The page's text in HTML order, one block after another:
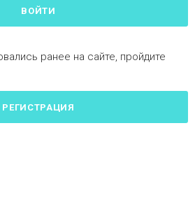
ВОЙТИ
ранее на сайте, пройдите
РЕГИСТРАЦИЯ